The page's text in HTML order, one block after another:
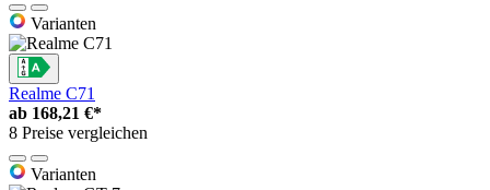
Varianten
Realme C71
ab 168,21 €*
8 Preise vergleichen
Varianten